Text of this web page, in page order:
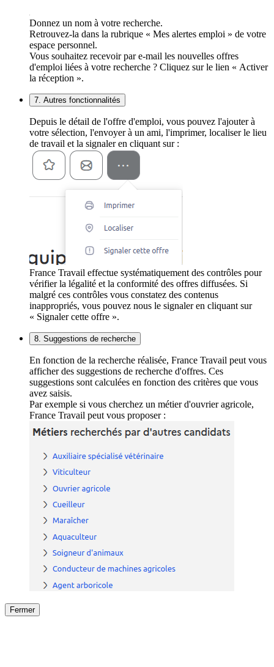
Donnez un nom à votre recherche.
Retrouvez-la dans la rubrique « Mes alertes emploi » de votre
espace personnel.
Vous souhaitez recevoir par e-mail les nouvelles offres
d'emploi liées à votre recherche ? Cliquez sur le lien « Activer
la réception ».
7. Autres fonctionnalités
Depuis le détail de l'offre d'emploi, vous pouvez l'ajouter à
votre sélection, l'envoyer à un ami, l'imprimer, localiser le lieu
de travail et la signaler en cliquant sur :
France Travail effectue systématiquement des contrôles pour
vérifier la légalité et la conformité des offres diffusées. Si
malgré ces contrôles vous constatez des contenus
inappropriés, vous pouvez nous le signaler en cliquant sur
« Signaler cette offre ».
8. Suggestions de recherche
En fonction de la recherche réalisée, France Travail peut vous
afficher des suggestions de recherche d'offres. Ces
suggestions sont calculées en fonction des critères que vous
avez saisis.
Par exemple si vous cherchez un métier d'ouvrier agricole,
France Travail peut vous proposer :
Fermer